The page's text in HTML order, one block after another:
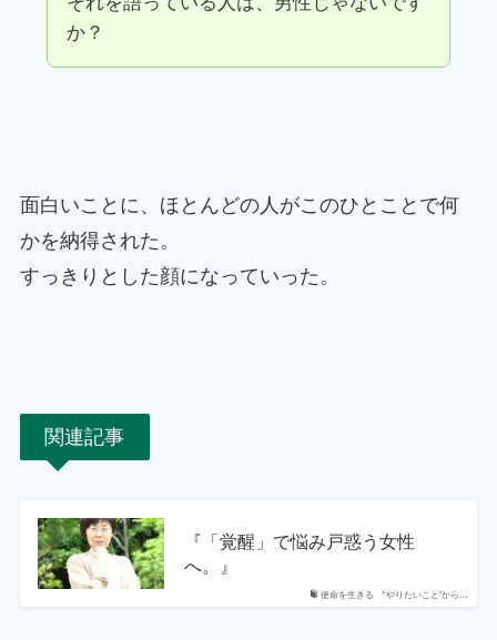
か？
面白いことに、ほとんどの人がこのひとことで何
かを納得された。
すっきりとした顔になっていった。
関連記事
使命を生きる “やりたいこと”から…
『「覚醒」で悩み戸惑う女性
へ。』